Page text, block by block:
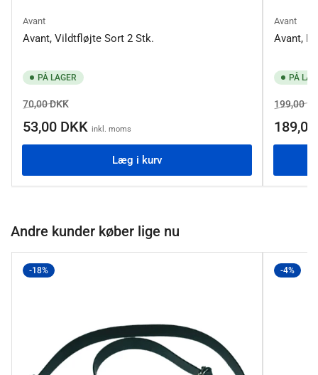
Avant
Avant, Vildtfløjte Sort 2 Stk.
PÅ LAGER
Normalpris
70,00 DKKSalgspris
53,00 DKK inkl. moms
Læg i kurv
Avant
Avant,
PÅ
199,00
Andre kunder køber lige nu
-18% -4%